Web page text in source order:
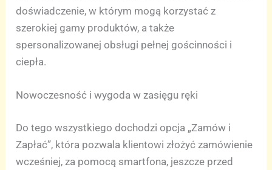
doświadczenie, w którym mogą korzystać z
szerokiej gamy produktów, a także
spersonalizowanej obsługi pełnej gościnności i
ciepła.
Nowoczesność i wygoda w zasięgu ręki
Do tego wszystkiego dochodzi opcja „Zamów i
Zapłać”, która pozwala klientowi złożyć zamówienie
wcześniej, za pomocą smartfona, jeszcze przed